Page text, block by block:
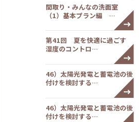
間取り・みんなの洗面室
（1）基本プラン編 …
第41回 夏を快適に過ごす
湿度のコントロ…
46）太陽光発電と蓄電池の後
付けを検討する…
46）太陽光発電と蓄電池の後
付けを検討する…